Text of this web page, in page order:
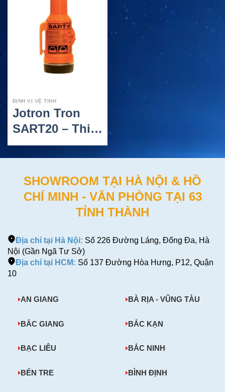
ĐỊNH VỊ VỆ TINH
Jotron Tron
SART20 – Thiết
Bị Radar SART
9GHz X-Band
Tìm Kiếm Cứu
Nạn Hàng Hải
SHOWROOM TẠI HÀ NỘI & HỒ
CHÍ MINH - VĂN PHÒNG TẠI 63
TỈNH THÀNH
Địa chỉ tại Hà Nội: Số 226 Đường Láng, Đống Đa, Hà
Nội (Gần Ngã Tư Sở)
Địa chỉ tại HCM: Số 137 Đường Hòa Hưng, P12, Quận
10
AN GIANG BÀ RỊA - VŨNG TÀU
BẮC GIANG BẮC KẠN
BẠC LIÊU BẮC NINH
BẾN TRE BÌNH ĐỊNH